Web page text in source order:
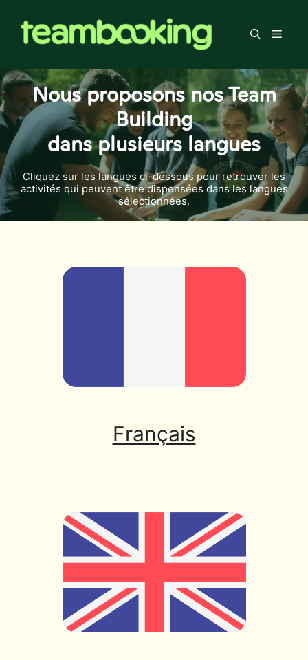
contenu
Menu
Nous proposons nos Team
Building
dans plusieurs langues
Cliquez sur les langues ci-dessous pour retrouver les
activités qui peuvent être dispensées dans les langues
sélectionnées.
Français